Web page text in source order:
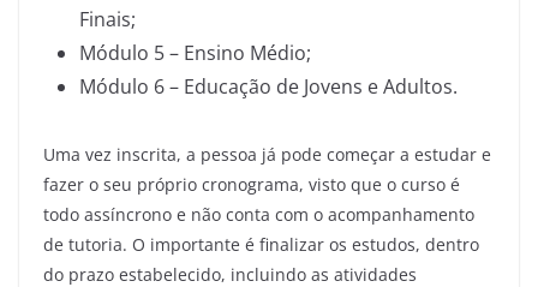
Finais;
Módulo 5 – Ensino Médio;
Módulo 6 – Educação de Jovens e Adultos.
Uma vez inscrita, a pessoa já pode começar a estudar e
fazer o seu próprio cronograma, visto que o curso é
todo assíncrono e não conta com o acompanhamento
de tutoria. O importante é finalizar os estudos, dentro
do prazo estabelecido, incluindo as atividades